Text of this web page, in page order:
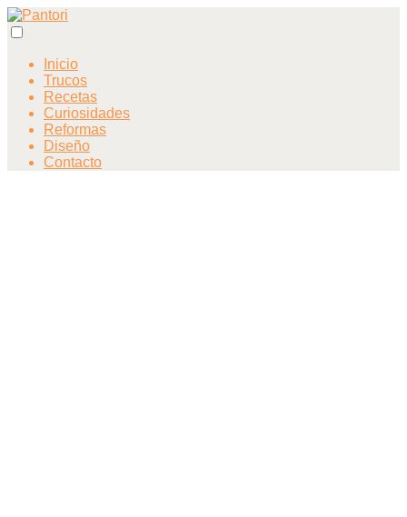
Inicio
Trucos
Recetas
Curiosidades
Reformas
Diseño
Contacto